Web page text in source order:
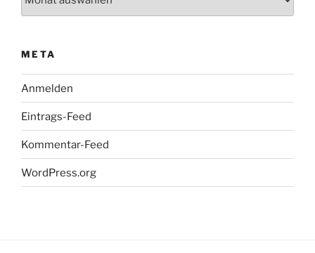
META
Anmelden
Eintrags-Feed
Kommentar-Feed
WordPress.org